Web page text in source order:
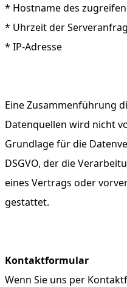
* Hostname des
* Uhrzeit der
* IP-Adresse
Eine Zusammenführung
Datenquellen wird nicht
Grundlage für die
DSGVO, der die
eines Vertrags oder
gestattet.
Kontaktformular
Wenn Sie uns per